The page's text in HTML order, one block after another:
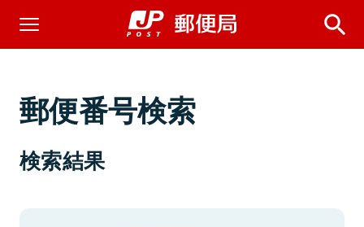
郵便番号検索
検索結果